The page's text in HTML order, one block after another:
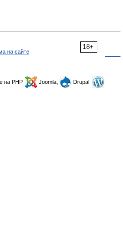
18+
на сайте
на PHP, Joomla,
Drupal,